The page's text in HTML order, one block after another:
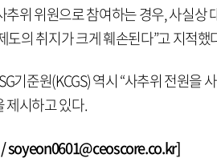
위 위원으로 참여하는 경우, 사실상
도의 취지가 크게 훼손된다”고 지적했
기준원(KCGS) 역시 “사추위 전원을
제시하고 있다.
soyeon0601@ceoscore.co.kr]